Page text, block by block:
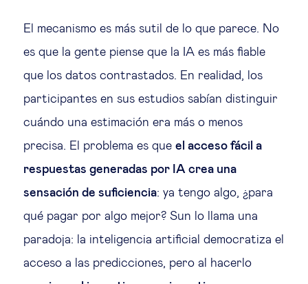
El mecanismo es más sutil de lo que parece. No
es que la gente piense que la IA es más fiable
que los datos contrastados. En realidad, los
participantes en sus estudios sabían distinguir
cuándo una estimación era más o menos
precisa. El problema es que el acceso fácil a
respuestas generadas por IA crea una
sensación de suficiencia: ya tengo algo, ¿para
qué pagar por algo mejor? Sun lo llama una
paradoja: la inteligencia artificial democratiza el
acceso a las predicciones, pero al hacerlo